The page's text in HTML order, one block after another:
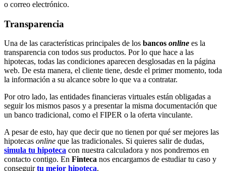
o correo electrónico.
Transparencia
Una de las características principales de los bancos online es la
transparencia con todos sus productos. Por lo que hace a las
hipotecas, todas las condiciones aparecen desglosadas en la página
web. De esta manera, el cliente tiene, desde el primer momento, toda
la información a su alcance sobre lo que va a contratar.
Por otro lado, las entidades financieras virtuales están obligadas a
seguir los mismos pasos y a presentar la misma documentación que
un banco tradicional, como el FIPER o la oferta vinculante.
A pesar de esto, hay que decir que no tienen por qué ser mejores las
hipotecas online que las tradicionales. Si quieres salir de dudas,
simula tu hipoteca con nuestra calculadora y nos pondremos en
contacto contigo. En Finteca nos encargamos de estudiar tu caso y
conseguirtu mejor hipoteca.